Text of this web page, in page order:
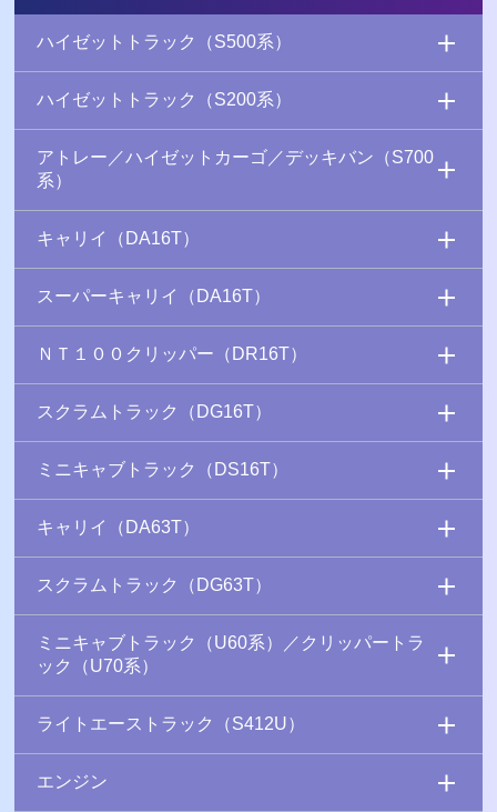
ハイゼットトラック（S500系）
ハイゼットトラック（S200系）
アトレー／ハイゼットカーゴ／デッキバン（S700
系）
キャリイ（DA16T）
スーパーキャリイ（DA16T）
ＮＴ１００クリッパー（DR16T）
スクラムトラック（DG16T）
ミニキャブトラック（DS16T）
キャリイ（DA63T）
スクラムトラック（DG63T）
ミニキャブトラック（U60系）／クリッパートラ
ック（U70系）
ライトエーストラック（S412U）
エンジン